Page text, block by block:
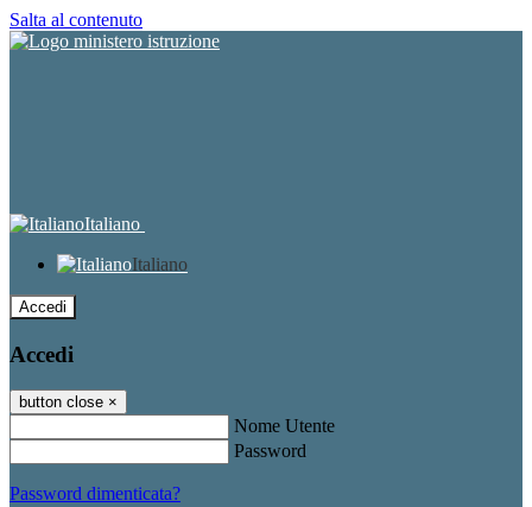
Salta al contenuto
Italiano
Italiano
Accedi
Accedi
button close ×
Nome Utente
Password
Password dimenticata?